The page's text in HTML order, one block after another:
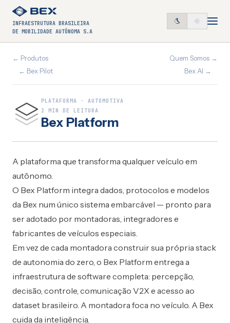
INFRAESTRUTURA BRASILEIRA
DE MOBILIDADE AUTÔNOMA S.A
← Produtos
Quem Somos →
← Bex Pilot
Bex AI →
PLATAFORMA · AUTOMOTIVA
2 MIN DE LEITURA
Bex Platform
A plataforma que transforma qualquer veículo em
autônomo.
O Bex Platform integra dados, protocolos e modelos
da Bex num único sistema embarcável — pronto para
ser adotado por montadoras, integradores e
fabricantes de veículos especiais.
Em vez de cada montadora construir sua própria stack
de autonomia do zero, o Bex Platform entrega a
infraestrutura de software completa: percepção,
decisão, controle, comunicação V2X e acesso ao
dataset brasileiro. A montadora foca no veículo. A Bex
cuida da inteligência.